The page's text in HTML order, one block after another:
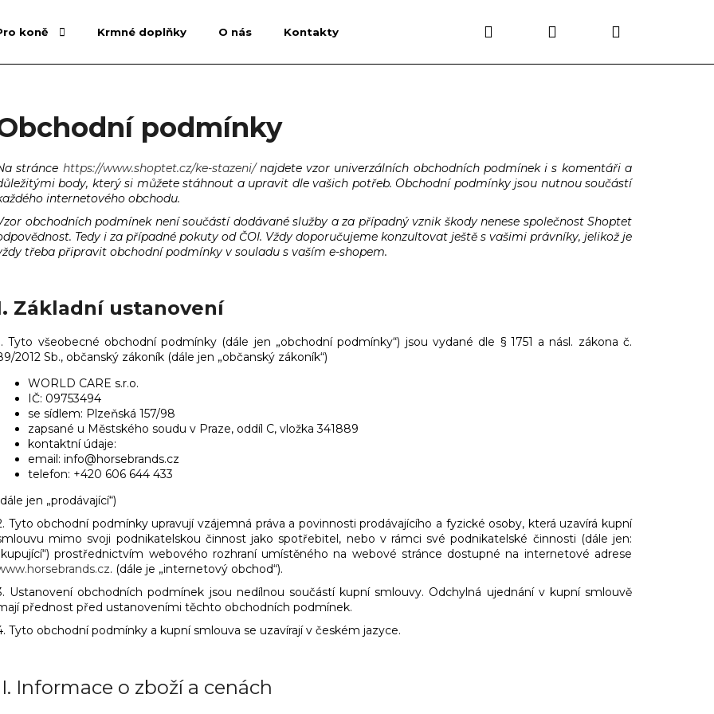
koně Krmné doplňky O nás Kontakty Hledat PřihlášeníNákupní
podmínky
stránce https://www.shoptet.cz/ke-stazeni/najdete vzor univerzálních obchodních podmínek i s komentáři a
body, který si můžete stáhnout a upravit dle vašich potřeb. Obchodní podmínky jsou nutnou součástí
internetového obchodu.
obchodních podmínek není součástí dodávané služby a za případný vznik škody nenese společnost Shoptet
Tedy i za případné pokuty od ČOI. Vždy doporučujeme konzultovat ještě s vašimi právníky, jelikož je
třeba připravit obchodní podmínky v souladu s vaším e-shopem.
Základní ustanovení
Tyto všeobecné obchodní podmínky (dále jen „obchodní podmínky“) jsou vydané dle § 1751 a násl. zákona č.
2012 Sb., občanský zákoník (dále jen „občanský zákoník“)
WORLD CARE s.r.o.
IČ: 09753494
se sídlem: Plzeňská 157/98
zapsané u Městského soudu v Praze, oddíl C, vložka 341889
kontaktní údaje:
email: info@horsebrands.cz
telefon: +420 606 644 433
jen „prodávající“)
Tyto obchodní podmínky upravují vzájemná práva a povinnosti prodávajícího a fyzické osoby, která uzavírá kupní
mimo svoji podnikatelskou činnost jako spotřebitel, nebo v rámci své podnikatelské činnosti (dále jen:
prostřednictvím webového rozhraní umístěného na webové stránce dostupné na internetové adrese
. (dále je „internetový obchod“).
Ustanovení obchodních podmínek jsou nedílnou součástí kupní smlouvy. Odchylná ujednání v kupní smlouvě
přednost před ustanoveními těchto obchodních podmínek.
Tyto obchodní podmínky a kupní smlouva se uzavírají v českém jazyce.
Informace o zboží a cenách
Doporučujeme